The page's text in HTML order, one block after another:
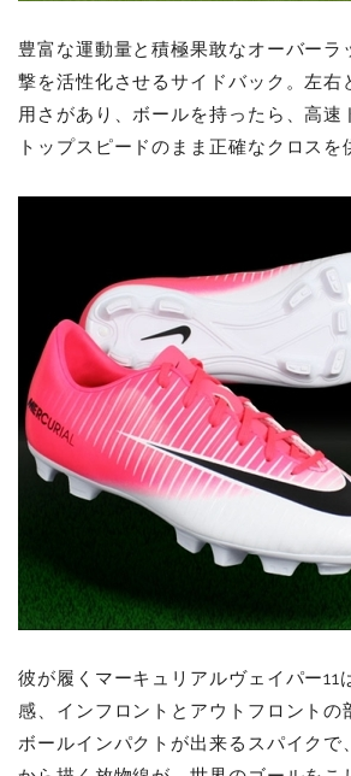
豊富な運動量と積極果敢なオーバーラ
撃を活性化させるサイドバック。左右
用さがあり、ボールを持ったら、高速
トップスピードのまま正確なクロスを
彼が履くマーキュリアルヴェイパー11
感、インフロントとアウトフロントの
ボールインパクトが出来るスパイクで